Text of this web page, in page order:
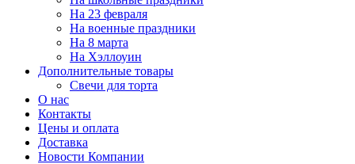
На 23 февраля
На военные праздники
На 8 марта
На Хэллоуин
Дополнительные товары
Свечи для торта
О нас
Контакты
Цены и оплата
Доставка
Новости Компании